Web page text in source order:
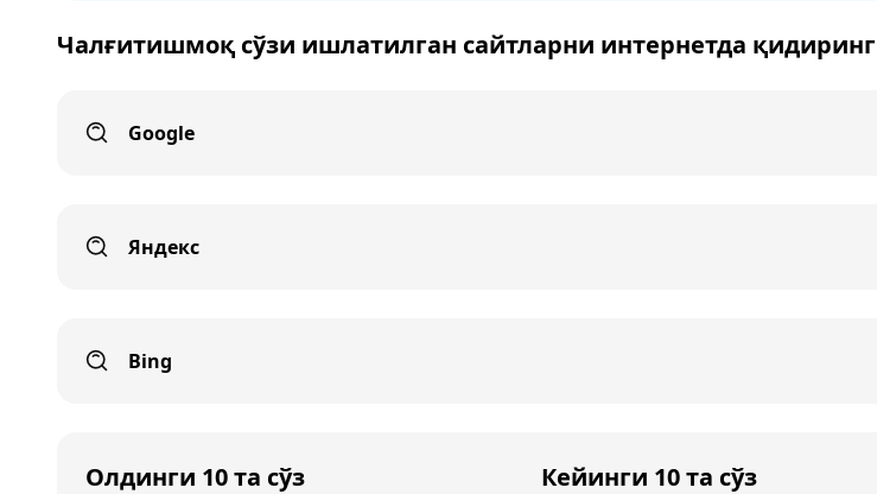
Чалғитишмоқ сўзи ишлатилган сайтларни интернетда қидиринг
Google
Яндекс
Bing
Олдинги 10 та сўз Кейинги 10 та сўз